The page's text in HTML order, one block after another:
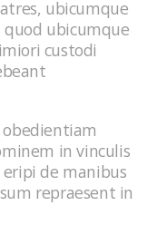
ubicumque
ubicumque
custodi
in vinculis
de manibus
repraesent in